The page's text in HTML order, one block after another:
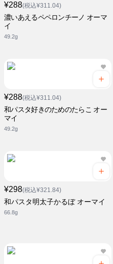
¥288(税込¥311.04)
濃いあえるペペロンチーノ オーマ
イ
49.2g
¥288(税込¥311.04)
和パスタ好きのためのたらこ オー
マイ
49.2g
¥298(税込¥321.84)
和パスタ明太子かるぼ オーマイ
66.8g